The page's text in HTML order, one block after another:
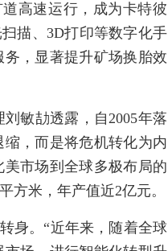
高速运行，成为卡特彼
描、3D打印等数字化手
，显著提升矿场换胎效
敏劼透露，自2005年落
，而是将危机转化为内
市场到全球多极布局的
方米，年产值近2亿元。
身。“近年来，随着全球